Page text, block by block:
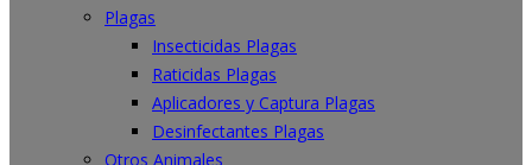
Plagas
Insecticidas Plagas
Raticidas Plagas
Aplicadores y Captura Plagas
Desinfectantes Plagas
Otros Animales